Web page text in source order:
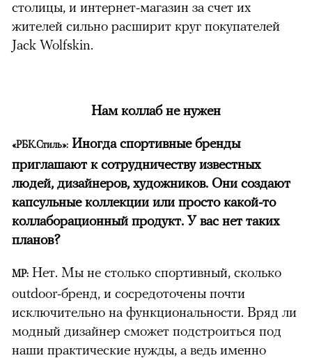
столицы, и интернет-магазин за счет их
жителей сильно расширит круг покупателей
Jack Wolfskin.
Нам коллаб не нужен
«РБК.Стиль»: Иногда спортивные бренды
приглашают к сотрудничеству известных
людей, дизайнеров, художников. Они создают
капсульные коллекции или просто какой-то
коллаборационный продукт. У вас нет таких
планов?
МР: Нет. Мы не столько спортивный, сколько
outdoor-бренд, и сосредоточены почти
исключительно на функциональности. Вряд ли
модный дизайнер сможет подстроиться под
наши практические нужды, а ведь именно